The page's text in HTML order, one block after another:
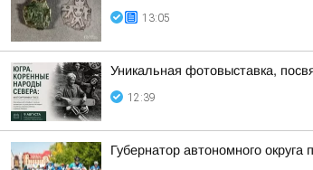
13:05
Уникальная фотовыставка,
12:39
Губернатор автономного